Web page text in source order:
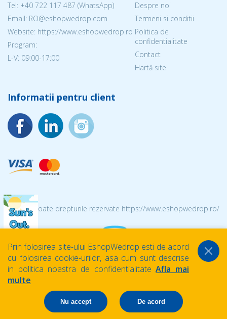
Tel: +40 722 117 487 (WhatsApp)
Email: RO@eshopwedrop.com
Website: https://www.eshopwedrop.ro
Program:
L-V: 09:00-17:00
Despre noi
Termeni si conditii
Politica de
confidentialitate
Contact
Hartă site
Informatii pentru client
© 2026 Toate drepturile rezervate https://www.eshopwedrop.ro/
Prin folosirea site-ului EshopWedrop esti de acord
cu folosirea cookie-urilor, asa cum sunt descrise
in politica noastra de confidentialitateAfla mai
multe
Nu accept De acord